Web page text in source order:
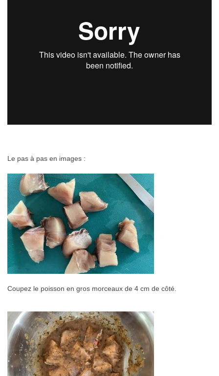
Le pas à pas en images :
Coupez le poisson en gros morceaux de 4 cm de côté.